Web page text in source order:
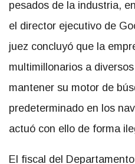
pesados de la industria,
el director ejecutivo de
juez concluyó que la
multimillonarios a
mantener su motor de
predeterminado en los
actuó con ello de forma
El fiscal del